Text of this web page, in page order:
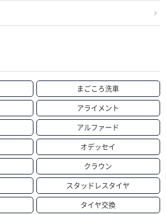
まごころ洗車
アライメント
アルファード
オデッセイ
クラウン
スタッドレスタイヤ
タイヤ交換